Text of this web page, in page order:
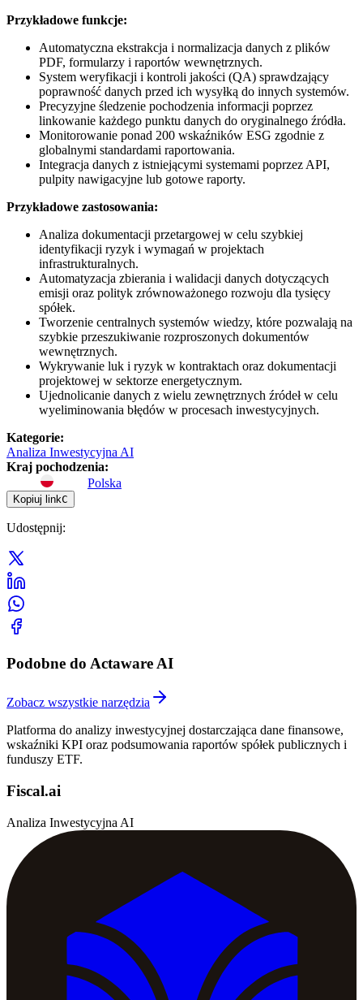
Przykładowe funkcje:
Automatyczna ekstrakcja i normalizacja danych z plików
PDF, formularzy i raportów wewnętrznych.
System weryfikacji i kontroli jakości (QA) sprawdzający
poprawność danych przed ich wysyłką do innych systemów.
Precyzyjne śledzenie pochodzenia informacji poprzez
linkowanie każdego punktu danych do oryginalnego źródła.
Monitorowanie ponad 200 wskaźników ESG zgodnie z
globalnymi standardami raportowania.
Integracja danych z istniejącymi systemami poprzez API,
pulpity nawigacyjne lub gotowe raporty.
Przykładowe zastosowania:
Analiza dokumentacji przetargowej w celu szybkiej
identyfikacji ryzyk i wymagań w projektach
infrastrukturalnych.
Automatyzacja zbierania i walidacji danych dotyczących
emisji oraz polityk zrównoważonego rozwoju dla tysięcy
spółek.
Tworzenie centralnych systemów wiedzy, które pozwalają na
szybkie przeszukiwanie rozproszonych dokumentów
wewnętrznych.
Wykrywanie luk i ryzyk w kontraktach oraz dokumentacji
projektowej w sektorze energetycznym.
Ujednolicanie danych z wielu zewnętrznych źródeł w celu
wyeliminowania błędów w procesach inwestycyjnych.
Kategorie:
Analiza Inwestycyjna AI
Kraj pochodzenia:
Polska
Kopiuj linkC
Udostępnij:
Podobne do Actaware AI
Zobacz wszystkie narzędzia
Platforma do analizy inwestycyjnej dostarczająca dane finansowe,
wskaźniki KPI oraz podsumowania raportów spółek publicznych i
funduszy ETF.
Fiscal.ai
Analiza Inwestycyjna AI